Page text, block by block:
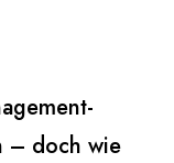
– doch wie